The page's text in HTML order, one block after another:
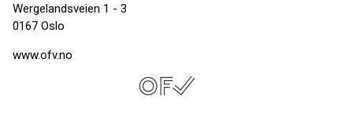
Wergelandsveien 1 - 3
0167 Oslo
www.ofv.no